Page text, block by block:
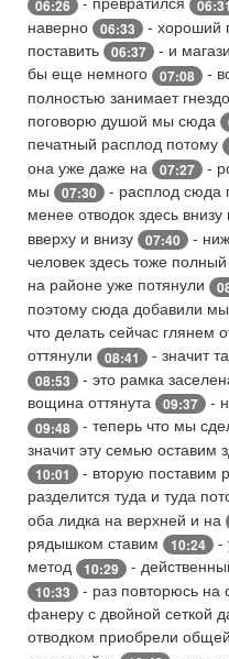
06:26 06:31
наверно
06:33
- хороший
поставить
06:37 - и
бы еще немного
07:08 -
полностью занимает
поговорю душой мы сюда
печатный расплод потому
она уже даже на
07:27
-
мы
07:30 - расплод сюда
менее отводок здесь внизу
вверху и внизу
07:40 -
человек здесь тоже
на районе уже потянули
поэтому сюда добавили
что делать сейчас глянем
оттянули
08:41 - значит
08:53 - это рамка
вощина оттянута
09:37 -
09:48 - теперь что мы
значит эту семью оставим
10:01 - вторую поставим
разделится туда и туда
оба лидка на верхней и на
рядышком ставим
10:24
-
метод
10:29 -
10:33 - раз повторюсь
фанеру с двойной сеткой
отводком приобрели общей